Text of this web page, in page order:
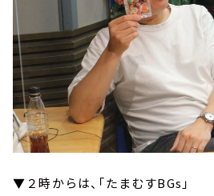
▼２時からは、「たまむすBGs」